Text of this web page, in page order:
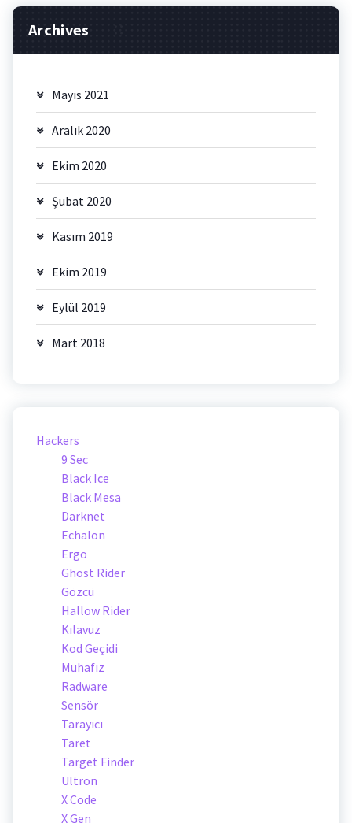
Archives
Mayıs 2021
Aralık 2020
Ekim 2020
Şubat 2020
Kasım 2019
Ekim 2019
Eylül 2019
Mart 2018
Hackers
9 Sec
Black Ice
Black Mesa
Darknet
Echalon
Ergo
Ghost Rider
Gözcü
Hallow Rider
Kılavuz
Kod Geçidi
Muhafız
Radware
Sensör
Tarayıcı
Taret
Target Finder
Ultron
X Code
X Gen